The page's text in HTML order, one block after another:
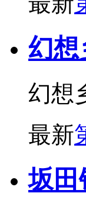
幻想
幻想
最新
坂田